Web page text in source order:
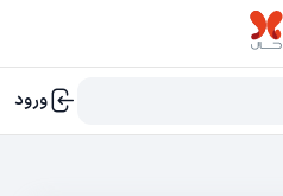
ورود